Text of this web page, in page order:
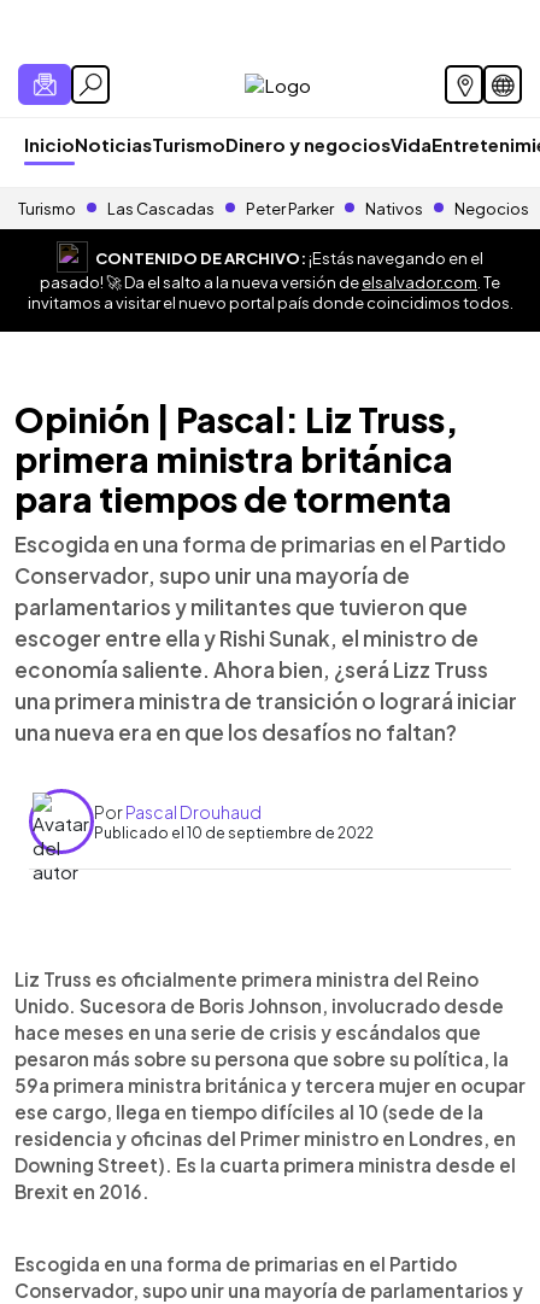
InicioNoticiasTurismoDinero y negociosVida
Turismo Las Cascadas Peter Parker Nativos Negocios
CONTENIDO DE ARCHIVO:¡Estás navegando en el
pasado! 🚀 Da el salto a la nueva versión deelsalvador.com . Te
invitamos a visitar el nuevo portal país donde coincidimos todos.
Opinión | Pascal: Liz Truss,
primera ministra británica
para tiempos de tormenta
Escogida en una forma de primarias en el Partido
Conservador, supo unir una mayoría de
parlamentarios y militantes que tuvieron que
escoger entre ella y Rishi Sunak, el ministro de
economía saliente. Ahora bien, ¿será Lizz Truss
una primera ministra de transición o logrará iniciar
una nueva era en que los desafíos no faltan?
PorPascal Drouhaud
Publicado el 10 de septiembre de 2022
Escuchar artículo
Liz Truss es oficialmente primera ministra del Reino
Unido. Sucesora de Boris Johnson, involucrado desde
hace meses en una serie de crisis y escándalos que
pesaron más sobre su persona que sobre su política, la
59a primera ministra británica y tercera mujer en ocupar
ese cargo, llega en tiempo difíciles al 10 (sede de la
residencia y oficinas del Primer ministro en Londres, en
Downing Street). Es la cuarta primera ministra desde el
Brexit en 2016.
Escogida en una forma de primarias en el Partido
Conservador, supo unir una mayoría de parlamentarios y